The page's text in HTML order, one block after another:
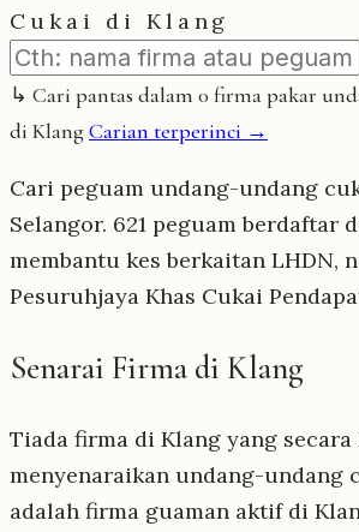
Cukai di Klang
↳ Cari pantas dalam 0 firma pakar
di KlangCarian terperinci →
Cari peguam undang-undang
Selangor. 621 peguam berdaftar
membantu kes berkaitan LHDN,
Pesuruhjaya Khas Cukai
Senarai Firma di Klang
Tiada firma di Klang yang secara
menyenaraikan undang-undang
adalah firma guaman aktif di